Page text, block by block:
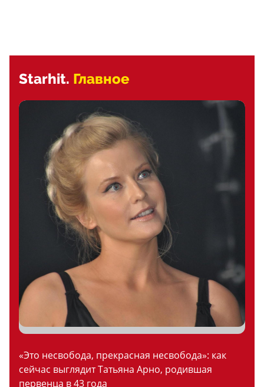
Starhit. Главное
«Это несвобода, прекрасная несвобода»: как
сейчас выглядит Татьяна Арно, родившая
первенца в 43 года